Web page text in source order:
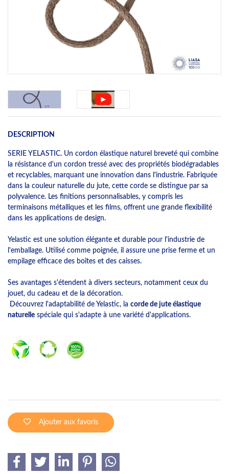
Previous
DESCRIPTION
SERIE YELASTIC. Un cordon élastique naturel breveté qui combine
la résistance d'un cordon tressé avec des propriétés biodégradables
et recyclables, marquant une innovation dans l'industrie. Fabriquée
dans la couleur naturelle du jute, cette corde se distingue par sa
polyvalence. Les finitions personnalisables, y compris les
terminaisons métalliques et les films, offrent une grande flexibilité
dans les applications de design.
Yelastic est une solution élégante et durable pour l'industrie de
l'emballage. Utilisé comme poignée, il assure une prise ferme et un
empilage efficace des boîtes et des caisses.
Ses avantages s'étendent à divers secteurs, notamment ceux du
jouet, du cadeau et de la décoration.
Découvrez l'adaptabilité de Yelastic, la corde de jute élastique
naturelle spéciale qui s'adapte à une variété d'applications.
Ajouter aux favoris